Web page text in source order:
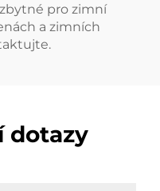
pro zimní
a zimních
dotazy